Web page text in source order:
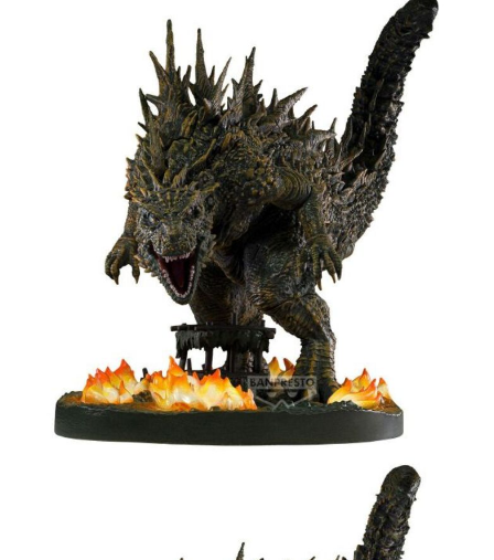
4.訂單成立30分鐘內，如未前往確認交易或遇審核未通過，訂單將自動取
消。如遇「轉專審核」未通過狀況，表示未達大哥付你分期系統評分，恕無
1.分期款項不併入電信帳單，「大哥付你分期」於每月結算日後寄送繳費提
2.透過簡訊連結打開帳單後，可選擇「超商條碼／台灣大直營門市／銀行轉
帳／街口支付／iPASS MONEY」等通路繳費。
1.本服務係由「台灣大哥大股份有限公司」（以下簡稱本公司）所提供，讓
用戶於交易時，得透過本服務購買商品或服務，並由商店將買賣／分期付款
買賣價金債權讓與本公司後，依約使用本公司帳單繳交帳款。
2.基於同意付款使用「大哥付你分期」之契約關係目的，商店將以您的個人
資料（包含姓名、電話或地址）提供予台灣大哥大進項蒐集、處理及利用，
由本公司與您本人進行分期帳單所需資料之確認、核對及更正。
3.完整用戶服務條款，請詳閱以下連結：https://oppay.tw/userRule
每筆NT$90，滿NT$3,000(含以上)免運費
現貨-付款後全家取貨
每筆NT$90，滿NT$3,000(含以上)免運費
現貨-7-11取貨付款
每筆NT$90，滿NT$3,000(含以上)免運費
現貨-付款後7-11取貨
每筆NT$90，滿NT$3,000(含以上)免運費
每筆NT$120，滿NT$3,000(含以上)免運費
每筆NT$160，滿NT$3,000(含以上)免運費
東海門市自取，需自備購物袋取貨唷。